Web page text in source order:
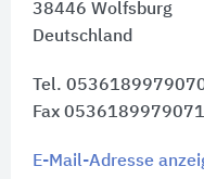
38446 Wolfsburg
Deutschland
Tel.
Fax 0536189979071
E-Mail-Adresse